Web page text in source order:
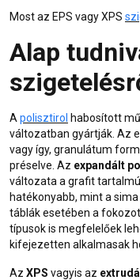
Most az EPS vagy XPS
Alap
A polisztirol habosított
változatban gyártják. Az
vagy így, granulátum
préselve. Az expandált
változata a grafit
hatékonyabb, mint a
táblák esetében a
típusok is megfelelőek
kifejezetten alkalmasak
Az XPS vagyis az